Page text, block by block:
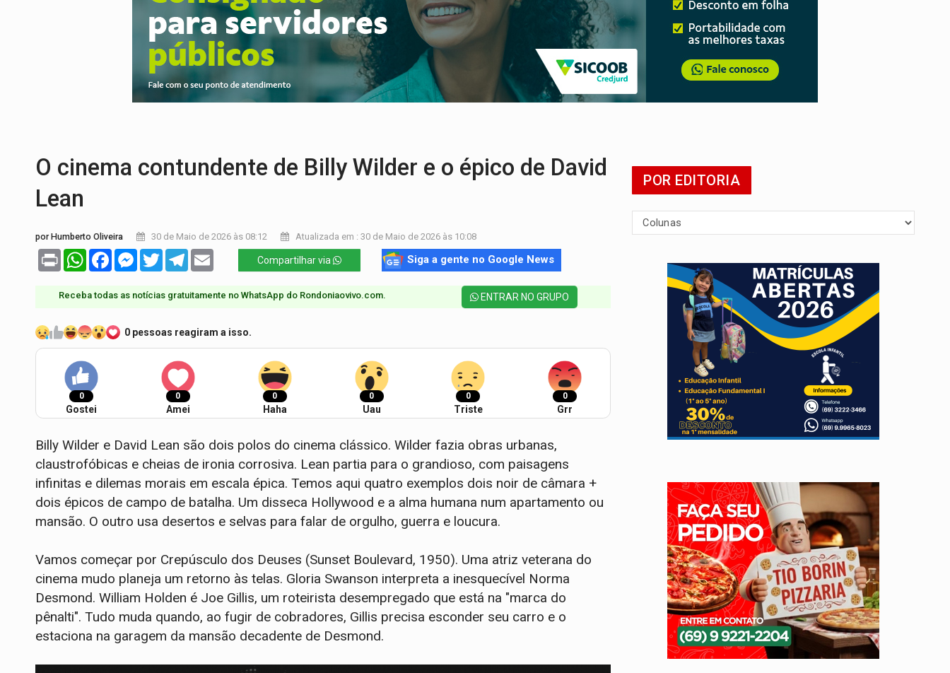
URGENTE:Colisão entre caminhão e carro deixa quatro mortos e um em estado grave na BR
ENCONTRO:Amazônia Negra ganha projeção nacional com participação de Marcela Bonfim
PREVISÃO:Porto Velho tem chances de chuvas isoladas nesta sexta-feira (7)
SINDICATOS UNIDOS:Assembleia Geral delibera greve da educação municipal em Porto Velho
O cinema contundente de Billy Wilder e o épico de David
Lean
por Humberto Oliveira 30 de Maio de 2026 às 08:12 Atualizada em : 30 de Maio de 2026 às 10:08
Print WhatsAppFacebookMessenger
TwitterTelegram Compartilhar via Siga a gente no Google News
Receba todas as notícias gratuitamente no WhatsApp do Rondoniaovivo.com.​ ENTRAR NO GRUPO
0 pessoas reagiram a isso.
0
Gostei
0
Amei
0
Haha
0
Uau
0
Triste
0
Grr
Billy Wilder e David Lean são dois polos do cinema clássico. Wilder fazia obras urbanas,
claustrofóbicas e cheias de ironia corrosiva. Lean partia para o grandioso, com paisagens
infinitas e dilemas morais em escala épica. Temos aqui quatro exemplos dois noir de câmara +
dois épicos de campo de batalha. Um disseca Hollywood e a alma humana num apartamento ou
mansão. O outro usa desertos e selvas para falar de orgulho, guerra e loucura.
Vamos começar por Crepúsculo dos Deuses (Sunset Boulevard, 1950). Uma atriz veterana do
cinema mudo planeja um retorno às telas. Gloria Swanson interpreta a inesquecível Norma
Desmond. William Holden é Joe Gillis, um roteirista desempregado que está na "marca do
pênalti". Tudo muda quando, ao fugir de cobradores, Gillis precisa esconder seu carro e o
estaciona na garagem da mansão decadente de Desmond.
POR EDITORIA